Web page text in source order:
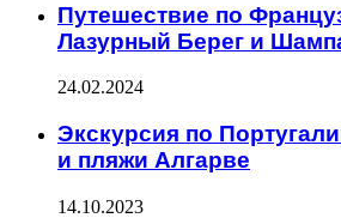
Путешествие по
Лазурный Берег и
24.02.2024
Экскурсия по
и пляжи Алгарве
14.10.2023